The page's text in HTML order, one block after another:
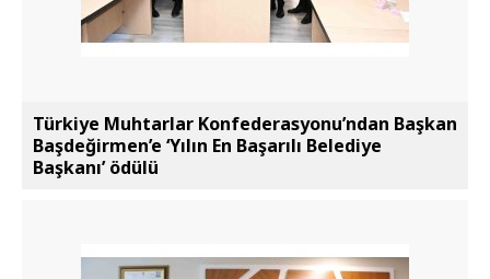
Türkiye Muhtarlar Konfederasyonu’ndan Başkan
Başdeğirmen’e ‘Yılın En Başarılı Belediye
Başkanı’ ödülü